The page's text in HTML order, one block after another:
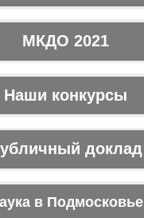
МКДО 2021
Наши конкурсы
доклад
в Подмосковье